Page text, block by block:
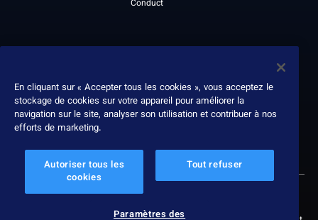
Business Partner Code of
Leadership
Récompenses
Politique de confidentialité
En cliquant sur « Accepter tous les cookies », vous acceptez le
stockage de cookies sur votre appareil pour améliorer la
navigation sur le site, analyser son utilisation et contribuer à nos
efforts de marketing.
Autoriser tous les
cookies
Tout refuser
Paramètres des